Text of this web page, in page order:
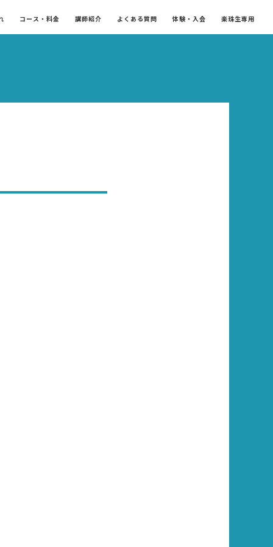
コース・料金 講師紹介 よくある質問 体験・入会 楽珠生専用